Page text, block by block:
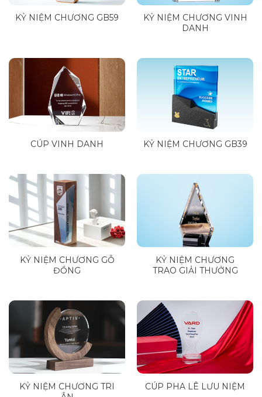
KỶ NIỆM CHƯƠNG GB59
KỶ NIỆM CHƯƠNG VINH
DANH
CÚP VINH DANH KỶ NIỆM CHƯƠNG GB39
KỶ NIỆM CHƯƠNG GỖ
ĐỒNG
KỶ NIỆM CHƯƠNG
TRAO GIẢI THƯỞNG
KỶ NIỆM CHƯƠNG TRI
CÚP PHA LÊ LƯU NIỆM